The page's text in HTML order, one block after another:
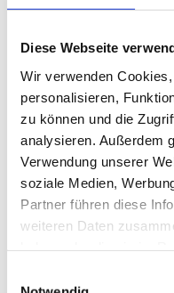
Diese Webseite
Wir verwenden
personalisieren,
zu können und die
analysieren. Außerdem
Verwendung unserer
soziale Medien,
Partner führen diese
weiteren Daten
2008 übernahm
Unternehmen. Heute
mit 40 Mitarbeitern
erfolgreiche Zukunft.
BERNIT – The Stone
soliden Säulen: dem
und Fliesen sowie
Küchenplatten,
Stufenanlagen und